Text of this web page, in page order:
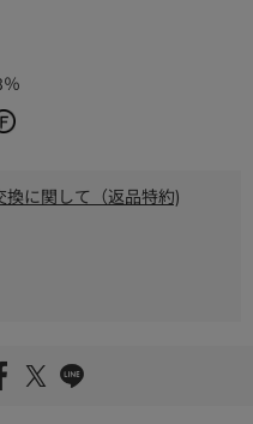
換に関して（返品特約)